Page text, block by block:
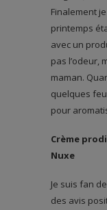
Finalement
printemps
avec un
pas l’odeur,
maman.
quelques
pour
Crème
Nuxe
Je suis fan
des avis